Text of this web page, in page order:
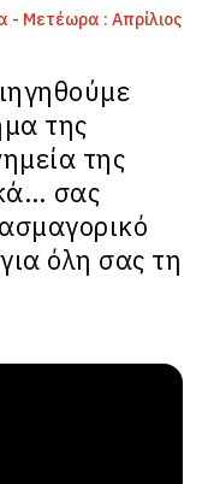
- Μετέωρα : Απρίλιος
της
της
σας
όλη σας τη